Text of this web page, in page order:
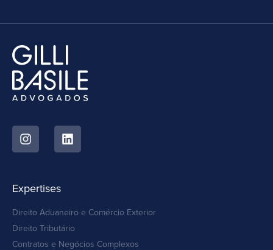
Expertises
Direito Aduaneiro e Comércio Exterior
Direito Tributário
Contratos e Negócios Complexos